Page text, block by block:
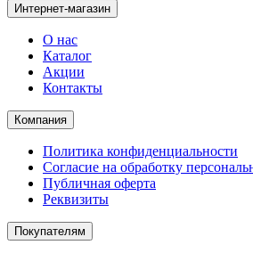
Интернет-магазин
О нас
Каталог
Акции
Контакты
Компания
Политика конфиденциальности
Согласие на обработку
Публичная оферта
Реквизиты
Покупателям